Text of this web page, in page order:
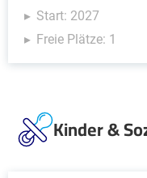
Start: 2027
Freie Plätze: 1
Kinder &